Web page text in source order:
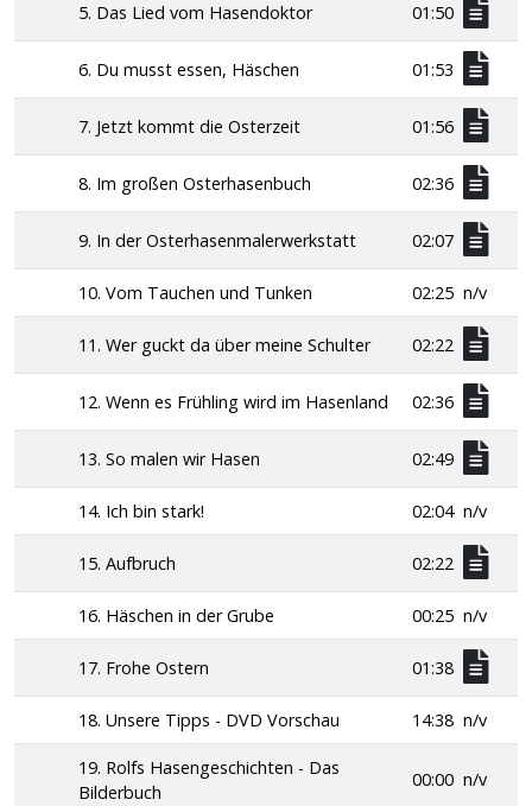
5. Das Lied vom Hasendoktor 01:50
6. Du musst essen, Häschen 01:53
7. Jetzt kommt die Osterzeit 01:56
8. Im großen Osterhasenbuch 02:36
9. In der Osterhasenmalerwerkstatt 02:07
10. Vom Tauchen und Tunken 02:25 n/v
11. Wer guckt da über meine Schulter 02:22
12. Wenn es Frühling wird im Hasenland 02:36
13. So malen wir Hasen 02:49
14. Ich bin stark! 02:04 n/v
15. Aufbruch 02:22
16. Häschen in der Grube 00:25 n/v
17. Frohe Ostern 01:38
18. Unsere Tipps - DVD Vorschau 14:38 n/v
19. Rolfs Hasengeschichten - Das
Bilderbuch
00:00 n/v